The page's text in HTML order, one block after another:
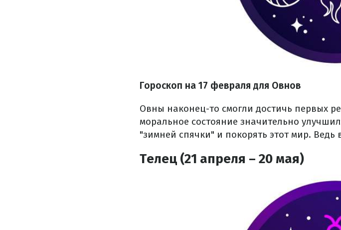
Гороскоп на 17 февраля для Овнов
Овны наконец-то смогли достичь первых
моральное состояние значительно
"зимней спячки" и покорять этот мир.
Телец (21 апреля – 20 мая)